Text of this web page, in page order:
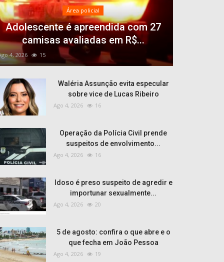
Área policial
Adolescente é apreendida com 27
camisas avaliadas em R$...
4, 2026 15
Waléria Assunção evita especular
sobre vice de Lucas Ribeiro
Ago 4, 2026 16
Operação da Polícia Civil prende
suspeitos de envolvimento...
Ago 4, 2026 16
Idoso é preso suspeito de agredir e
importunar sexualmente...
Ago 4, 2026 20
5 de agosto: confira o que abre e o
que fecha em João Pessoa
Ago 4, 2026 19